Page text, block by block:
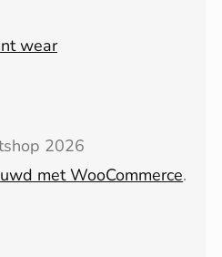
2026
met WooCommerce.